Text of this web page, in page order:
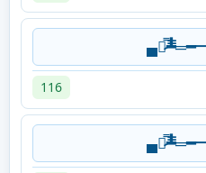
▄︻̷̿┻̿═━
116
▄︻̷̿┻̿═━